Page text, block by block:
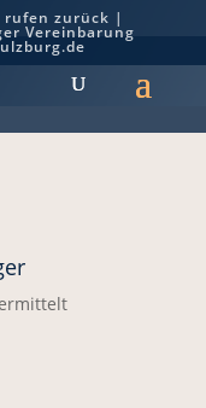
rufen zurück |
Vereinbarung